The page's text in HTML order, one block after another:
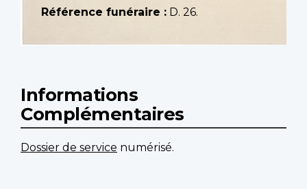
Référence funéraire : D. 26.
Informations
Complémentaires
Dossier de service numérisé.